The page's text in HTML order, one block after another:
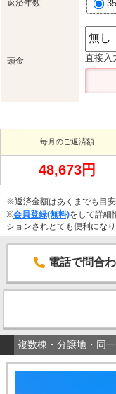
返済年数
頭金 直接入
毎月のご返済額
48,673円
※返済金額はあくまでも目安
※会員登録(無料)をして詳細
ションされとても便利になり
電話で問合
複数棟・分譲地・同